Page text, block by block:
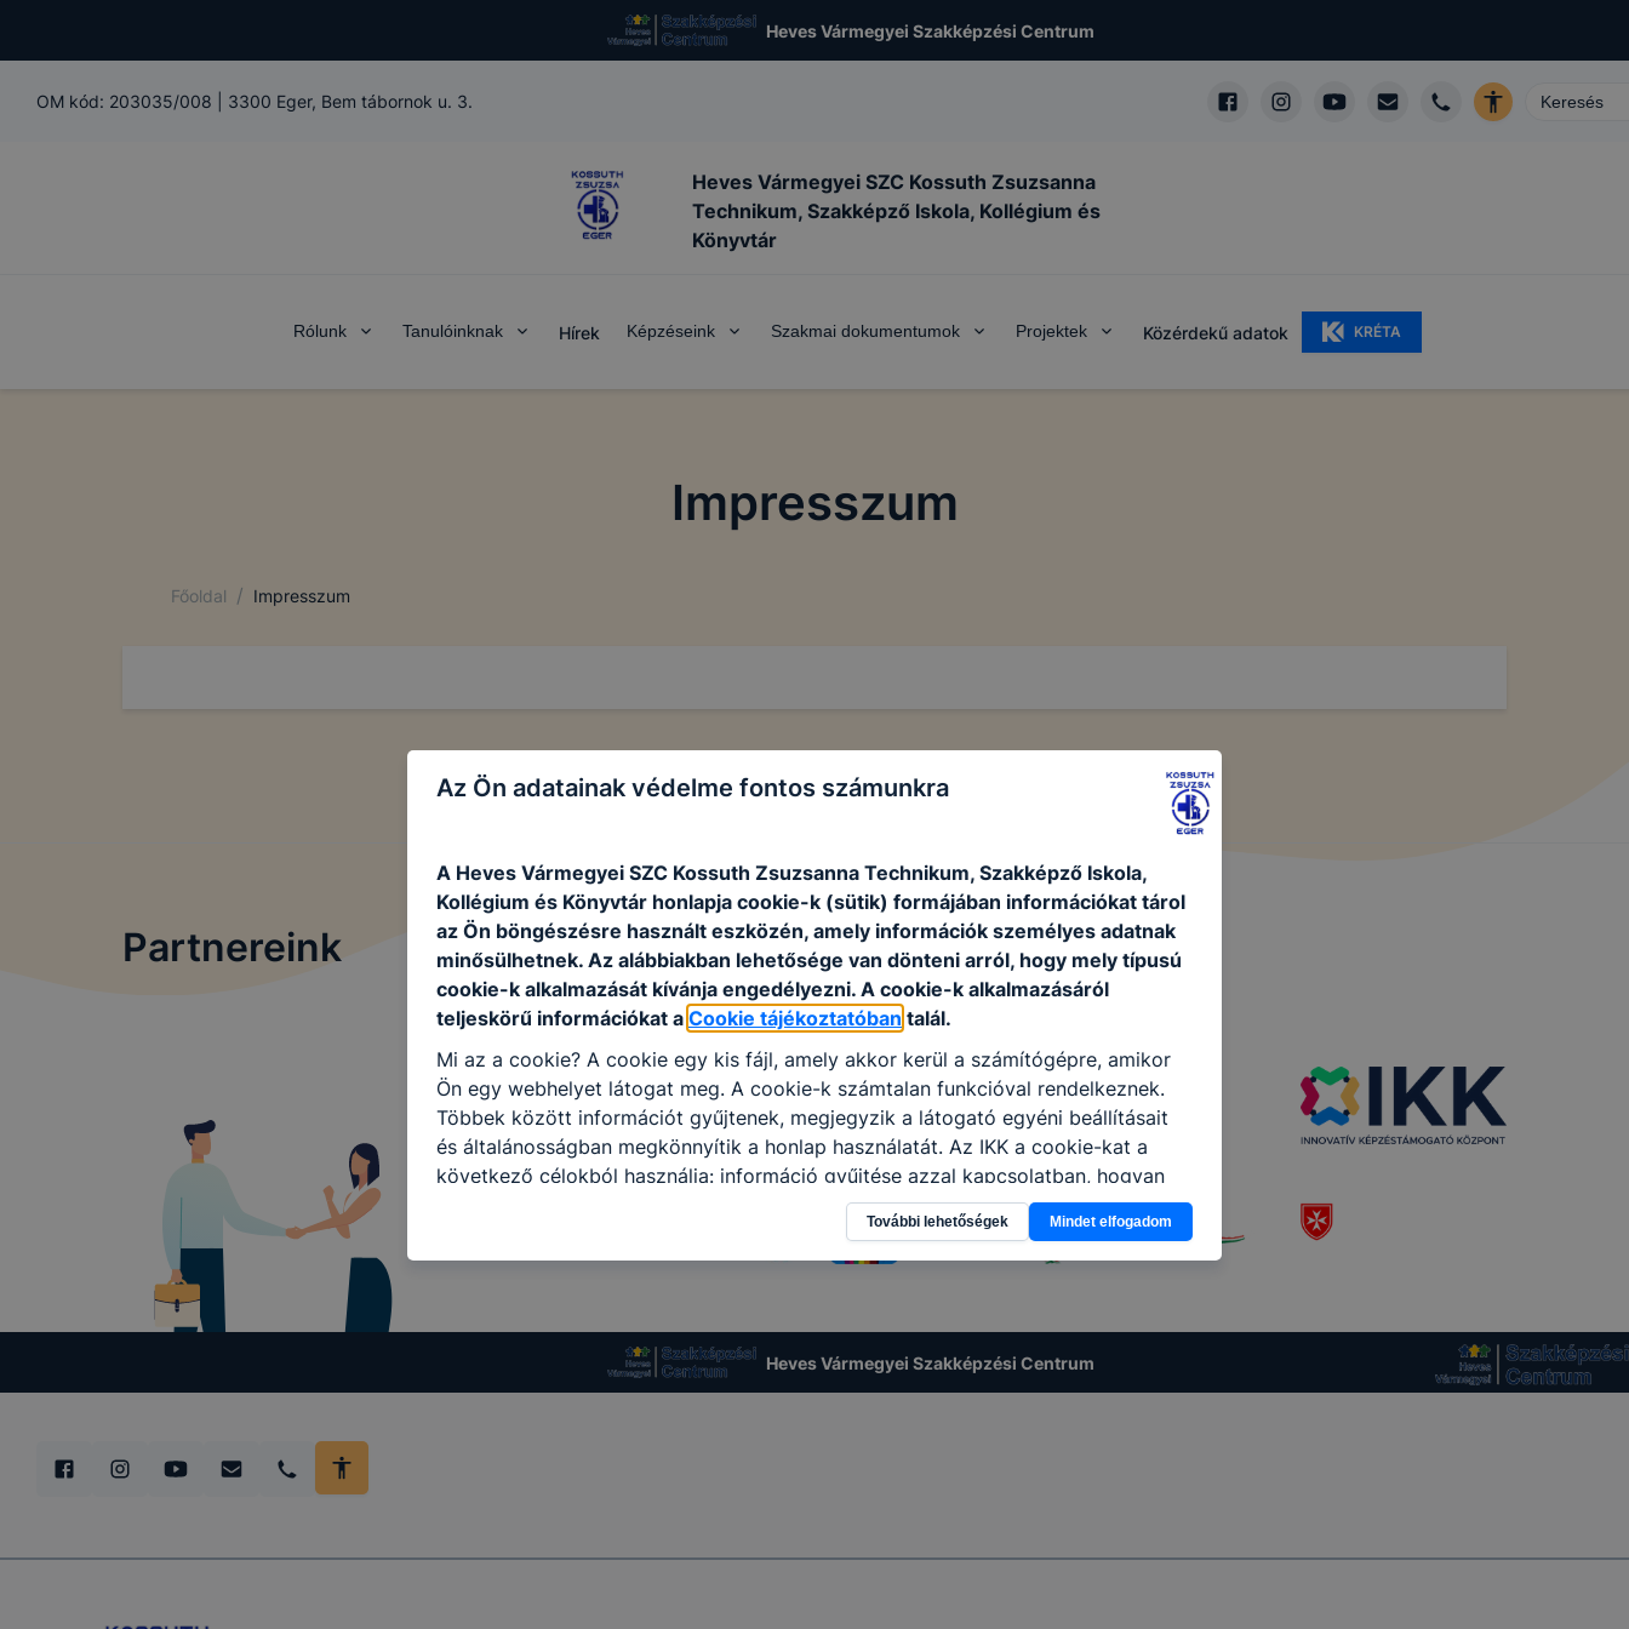
Heves Vármegyei Szakképzési Centrum
OM kód: 203035/008 3300 Eger, Bem tábornok u. 3.
Heves Vármegyei SZC Kossuth Zsuzsanna
Technikum, Szakképző Iskola, Kollégium és
Könyvtár
Rólunk Tanulóinknak Hírek Képzéseink Szakmai dokumentumok Projektek Közérdekű adatok KRÉTA
Impresszum
Főoldal / Impresszum
Partnereink
Heves Vármegyei Szakképzési Centrum
Az Ön adatainak védelme fontos számunkra
A Heves Vármegyei SZC Kossuth Zsuzsanna Technikum, Szakképző Iskola,
Kollégium és Könyvtár honlapja cookie-k (sütik) formájában információkat tárol
az Ön böngészésre használt eszközén, amely információk személyes adatnak
minősülhetnek. Az alábbiakban lehetősége van dönteni arról, hogy mely típusú
cookie-k alkalmazását kívánja engedélyezni. A cookie-k alkalmazásáról
teljeskörű információkat a Cookie tájékoztatóban talál.
Mi az a cookie? A cookie egy kis fájl, amely akkor kerül a számítógépre, amikor
Ön egy webhelyet látogat meg. A cookie-k számtalan funkcióval rendelkeznek.
Többek között információt gyűjtenek, megjegyzik a látogató egyéni beállításait
és általánosságban megkönnyítik a honlap használatát. Az IKK a cookie-kat a
következő célokból használja: információ gyűjtése azzal kapcsolatban, hogyan
használja Ön a honlapot -annak felmérésével, hogy a honlap melyik részeit
látogatja, vagy használja leginkább, így megtudhatjuk, hogyan biztosítsunk Önnek
még jobb felhasználói élményt, ha ismét meglátogatja oldalunkat, honlap
legtöbb böngésző alapértelmezettként automatikusan elfogadja a cookie-kat, de
ezek általában megváltoztathatók. Felhívjuk figyelmét, hogy mivel a cookie-k
További lehetőségek Mindet elfogadom